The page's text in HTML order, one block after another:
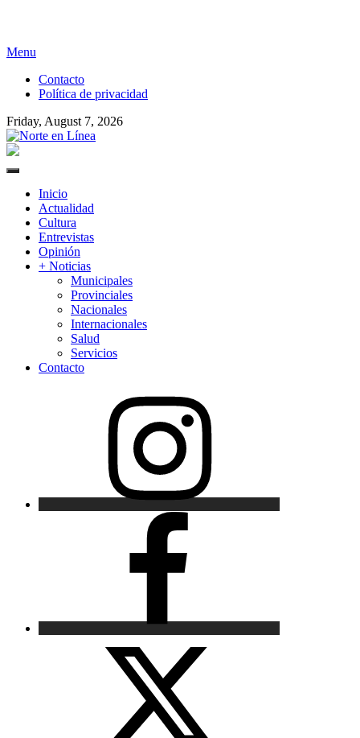
Skip
content
Menu
Contacto
Política de privacidad
Friday, August 7, 2026
Primary
Inicio
Actualidad
Cultura
Entrevistas
Opinión
+ Noticias
Municipales
Provinciales
Nacionales
Internacionales
Salud
Servicios
Contacto